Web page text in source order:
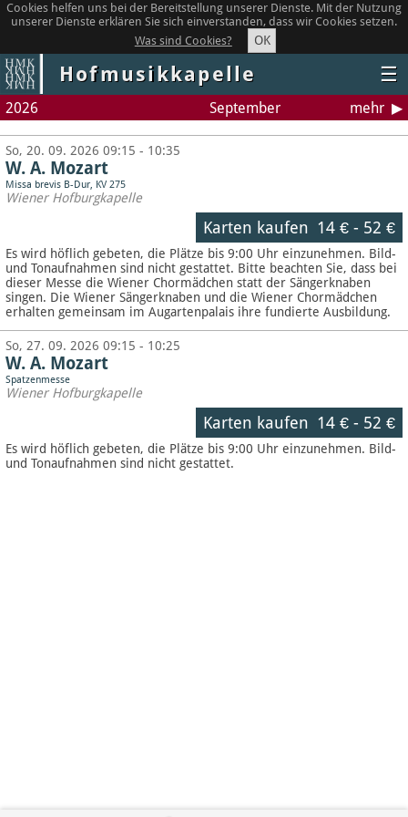
Cookies helfen uns bei der Bereitstellung unserer Dienste. Mit der Nutzung
unserer Dienste erklären Sie sich einverstanden, dass wir Cookies setzen.
Was sind Cookies?
OK
Hofmusikkapelle ☰
2026 September mehr
So, 20. 09. 2026 09:15 - 10:35
W. A. Mozart
Missa brevis B-Dur, KV 275
Wiener Hofburgkapelle
Karten kaufen 14 €- 52 €
Es wird höflich gebeten, die Plätze bis 9:00 Uhr einzunehmen. Bild-
und Tonaufnahmen sind nicht gestattet. Bitte beachten Sie, dass bei
dieser Messe die Wiener Chormädchen statt der Sängerknaben
singen. Die Wiener Sängerknaben und die Wiener Chormädchen
erhalten gemeinsam im Augartenpalais ihre fundierte Ausbildung.
So, 27. 09. 2026 09:15 - 10:25
W. A. Mozart
Spatzenmesse
Wiener Hofburgkapelle
Karten kaufen 14 €- 52 €
Es wird höflich gebeten, die Plätze bis 9:00 Uhr einzunehmen. Bild-
und Tonaufnahmen sind nicht gestattet.